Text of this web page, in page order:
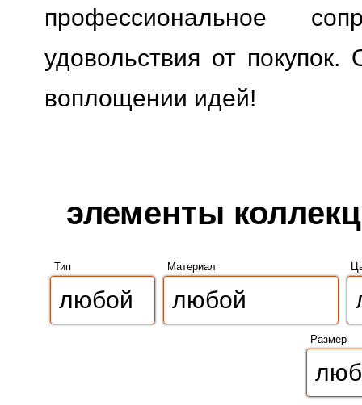
профессиональное
удовольствия от
воплощении идей!
элементы
Тип Материал
Размер